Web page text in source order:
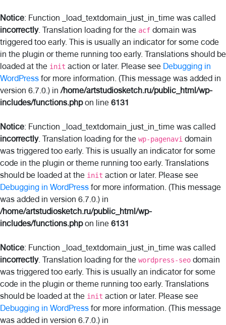
Notice: Function _load_textdomain_just_in_time was called
incorrectly. Translation loading for the acf domain was
triggered too early. This is usually an indicator for some code
in the plugin or theme running too early. Translations should be
loaded at the init action or later. Please see Debugging in
WordPress for more information. (This message was added in
version 6.7.0.) in/home/artstudiosketch.ru/public_html/wp-
includes/functions.phpon line 6131
Notice: Function _load_textdomain_just_in_time was called
incorrectly. Translation loading for the wp-pagenavi domain
was triggered too early. This is usually an indicator for some
code in the plugin or theme running too early. Translations
should be loaded at the init action or later. Please see
Debugging in WordPress for more information. (This message
was added in version 6.7.0.) in
/home/artstudiosketch.ru/public_html/wp-
includes/functions.phpon line 6131
Notice: Function _load_textdomain_just_in_time was called
incorrectly. Translation loading for the wordpress-seo domain
was triggered too early. This is usually an indicator for some
code in the plugin or theme running too early. Translations
should be loaded at the init action or later. Please see
Debugging in WordPress for more information. (This message
was added in version 6.7.0.) in